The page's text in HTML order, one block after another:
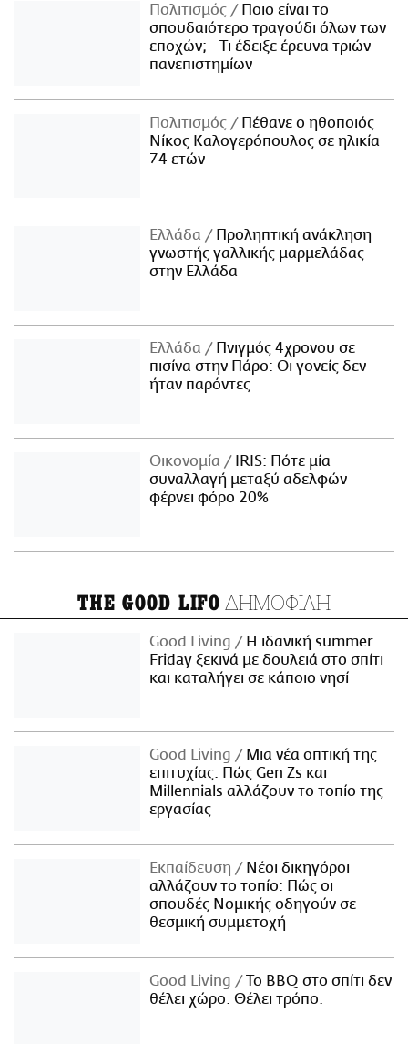
Πολιτισμός
Ποιο είναι το
σπουδαιότερο τραγούδι όλων των
εποχών; - Τι έδειξε έρευνα τριών
πανεπιστημίων
Πολιτισμός
Πέθανε ο ηθοποιός
Νίκος Καλογερόπουλος σε ηλικία
74 ετών
Ελλάδα
Προληπτική ανάκληση
γνωστής γαλλικής μαρμελάδας
στην Ελλάδα
Ελλάδα
Πνιγμός 4χρονου σε
πισίνα στην Πάρο: Οι γονείς δεν
ήταν παρόντες
Οικονομία
IRIS: Πότε μία
συναλλαγή μεταξύ αδελφών
φέρνει φόρο 20%
THE GOOD LIFO ΔΗΜΟΦΙΛΗ
Good Living
Η ιδανική summer
Friday ξεκινά με δουλειά στο σπίτι
και καταλήγει σε κάποιο νησί
Good Living
Μια νέα οπτική της
επιτυχίας: Πώς Gen Zs και
Millennials αλλάζουν το τοπίο της
εργασίας
Εκπαίδευση
Νέοι δικηγόροι
αλλάζουν το τοπίο: Πώς οι
σπουδές Νομικής οδηγούν σε
θεσμική συμμετοχή
Good Living
Το BBQ στο σπίτι δεν
θέλει χώρο. Θέλει τρόπο.